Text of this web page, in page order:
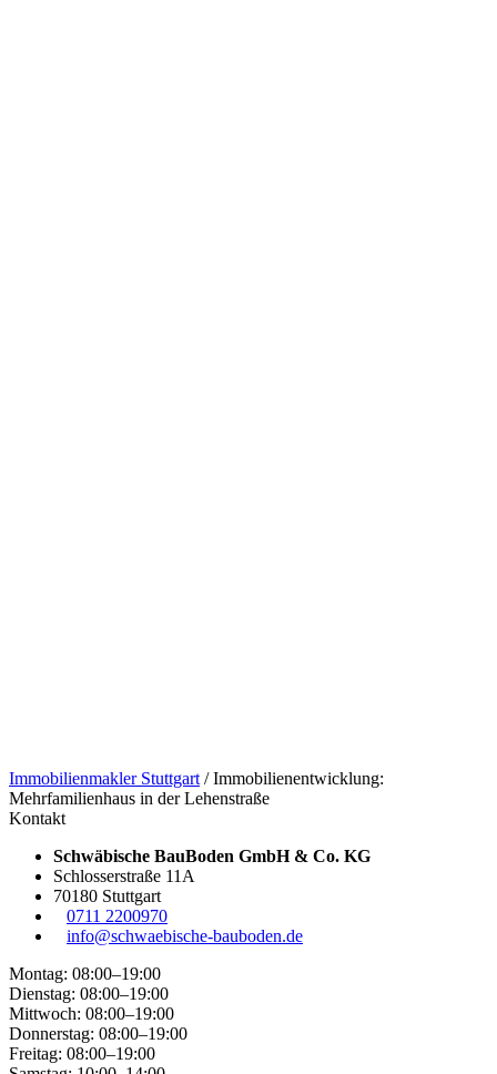
Immobilienmakler Stuttgart /Immobilienentwicklung:
Mehrfamilienhaus in der Lehenstraße
Kontakt
Schwäbische BauBoden GmbH & Co. KG
Schlosserstraße 11A
70180 Stuttgart
0711 2200970
info@schwaebische-bauboden.de
Montag: 08:00–19:00
Dienstag: 08:00–19:00
Mittwoch: 08:00–19:00
Donnerstag: 08:00–19:00
Freitag: 08:00–19:00